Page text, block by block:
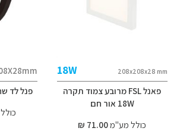
208x208x28 mm
18W
פאנל FSL מרובע צמוד תקרה
18W אור חם
כולל מע"מ71.00 ₪
פנל לד